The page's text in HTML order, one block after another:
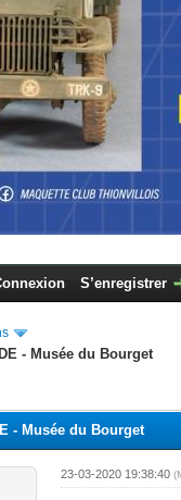
S’enregistrer
- Musée du Bourget
- Musée du Bourget
23-03-2020 19:38:40